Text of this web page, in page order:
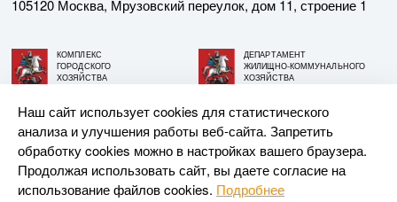
105120 Москва, Мрузовский переулок, дом 11, строение 1
КОМПЛЕКС
ГОРОДСКОГО
ХОЗЯЙСТВА
ДЕПАРТАМЕНТ
ЖИЛИЩНО-КОММУНАЛЬНОГО
ХОЗЯЙСТВА
© АО «МОСГАЗ», 2026. При использовании материалов
ссылка на сайт обязательна.
Разработка и поддержка —Upriver
Наш сайт использует cookies для статистического
анализа и улучшения работы веб-сайта. Запретить
обработку cookies можно в настройках вашего браузера.
Продолжая использовать сайт, вы даете согласие на
использование файлов cookies. Подробнее